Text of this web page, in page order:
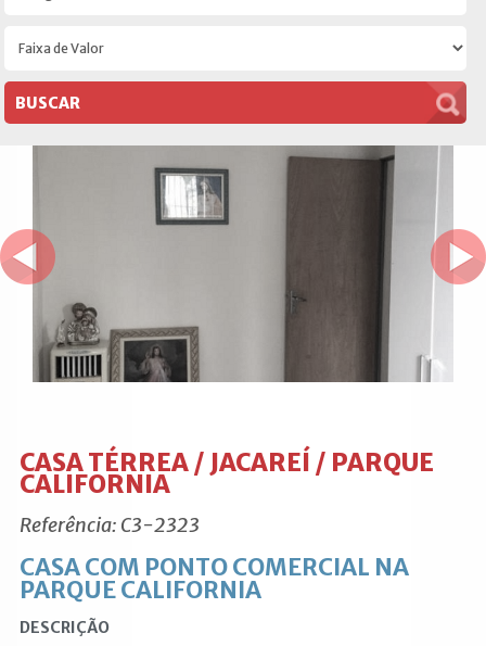
CASA TÉRREA / JACAREÍ / PARQUE
CALIFORNIA
Referência: C3-2323
CASA COM PONTO COMERCIAL NA
PARQUE CALIFORNIA
DESCRIÇÃO